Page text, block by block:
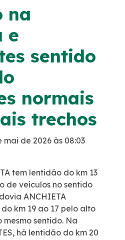
de Acidentes
na
e
sentido
normais
trechos
de 2026 às 08:03
tem lentidão do km 13
de veículos no sentido
ANCHIETA
km 19 ao 17 pelo alto
sentido. Na
há lentidão do km 20